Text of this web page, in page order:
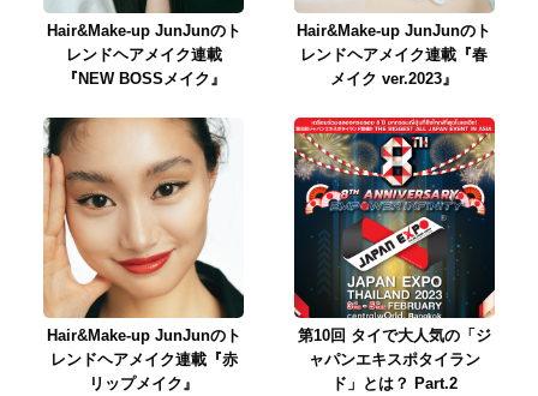
Hair&Make-up JunJunのト
レンドヘアメイク連載
『NEW BOSSメイク』
Hair&Make-up JunJunのト
レンドヘアメイク連載『春
メイク ver.2023』
Hair&Make-up JunJunのト
レンドヘアメイク連載『赤
リップメイク』
第10回 タイで大人気の「ジ
ャパンエキスポタイラン
ド」とは？ Part.2